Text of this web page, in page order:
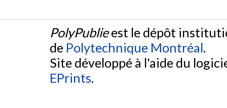
PolyPublieest le dépôt
de Polytechnique Montréal.
Site développé à l'aide du
EPrints.